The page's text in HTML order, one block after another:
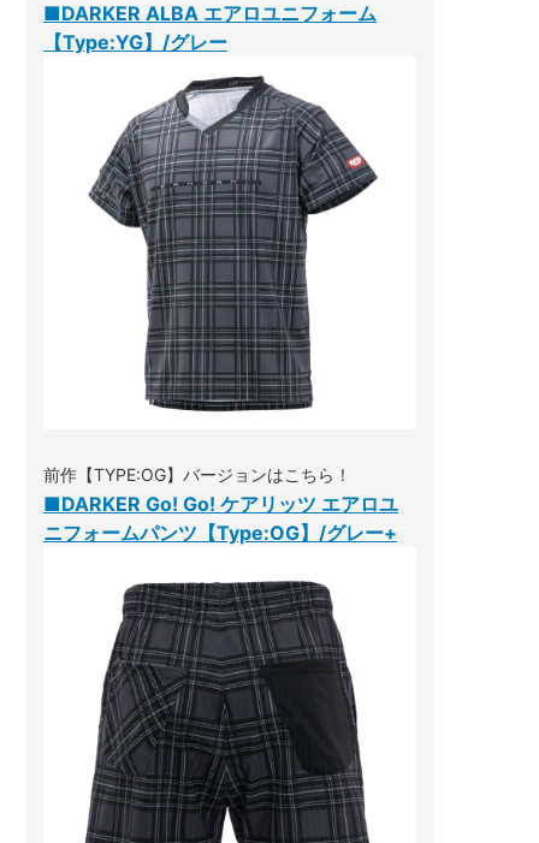
■DARKER ALBA エアロユニフォーム
【Type:YG】/グレー
前作【TYPE:OG】バージョンはこちら！
■DARKER Go! Go! ケアリッツ エアロユ
ニフォームパンツ【Type:OG】/グレー+